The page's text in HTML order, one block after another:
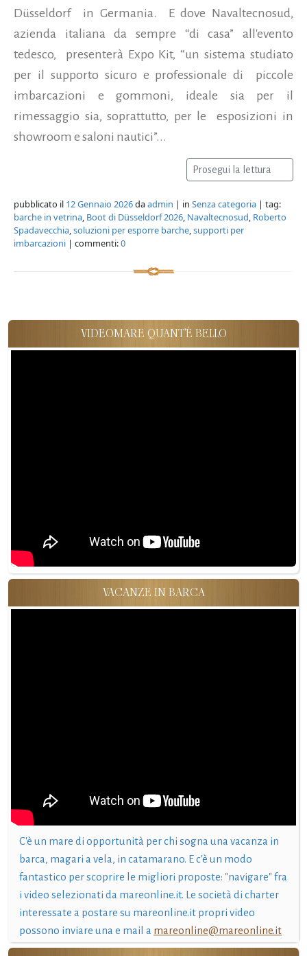
Düsseldorf in Germania. E dove Navaltecnosud,
azienda italiana da sempre “di casa” all'evento
tedesco, presenterà Expo Kit, “un sistema studiato
per il supporto sicuro e professionale di piccole
imbarcazioni e gommoni, ideale sia per il
rimessaggio sia, soprattutto, per le esposizioni in
showroom e saloni nautici”...
Prosegui la lettura
pubblicato il 12 Gennaio 2026daadmin | in Senza categoria | tag:
barche in vetrina, Boot di Düsseldorf 2026, Navaltecnosud, Roberto
Spadavecchia,soluzioni per esporre barche,supporti per
imbarcazioni | commenti:0
VIDEOMARE QUANT'È BELLO
VACANZE IN BARCA
C'è un mare di opportunità per chi sogna una vacanza in
barca, magari a vela, in catamarano. E c'è un modo
fantastico per scoprire le migliori proposte: "navigare" fra
i video selezionati da mareonline.it. Le società di charter
interessate a postare su mareonline.it propri video
possono inviare una e mail a mareonline@mareonline.it